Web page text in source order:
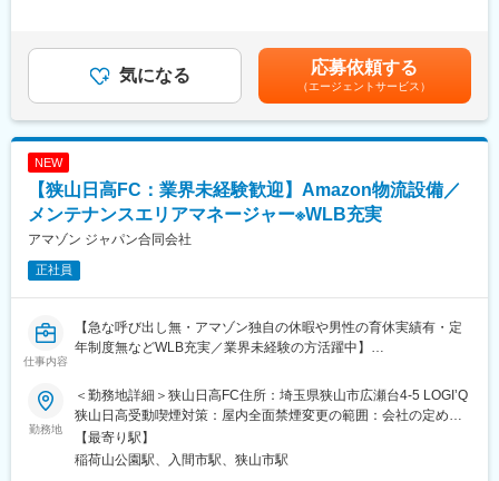
残業月20時間程度／土日祝休み／年間休日120日以上
変更の範囲：会社の定める業務
めとする、建設業界のあらゆる業務に対応して専用に開発された
パッケージソフトです。
企画・設計から開発・運営まですべて当社の開発チームが行って
非常にアットホームな社風が特徴の為、平均勤続年数も約12年と
長期就業する社員が多いのが特徴です。
（2）女性も活躍しやすい環境
（3）業界トップクラスシェアの安定した基盤
に、建設業様向けソフトを販売しています。計画、入札、収支管
理、書類作成、工程管理などの業務フローを総合的に支援する多
種多様な商品群は、高い評価を得ています。創業以来培ったノウ
ハウを基に、お客様にご満足いただけるサポートサービスなど、
時代の変化やニーズにあわせた改善活動を続けています。
手当■昇給：年1回■賞与：年2回（直近実績計6.3ヶ月／実績や業
績によりプラスα）賃金はあくまでも目安の金額であり、選考を通
じて上下する可能性があります。月給(月額)は固定手当を含めた表
記です。
気になる 応募依頼する
（エージェントサービス）
NEW
【狭山日高FC：業界未経験歓迎】Amazon物流設備／
メンテナンスエリアマネージャー※WLB充実
アマゾン ジャパン合同会社
正社員
仕事内容
【急な呼び出し無・アマゾン独自の休暇や男性の育休実績有・定
年制度無などWLB充実／業界未経験の方活躍中】
■業務概要：
物流設備/施設内の保全・保守とチームのマネジメントをご担当頂
きます。コンベアで商品を運搬し、棚入れ、梱包、仕分けといっ
たあらゆるプロセスを自動化・効率化のために機械によって行っ
ております。
勤務地
＜勤務地詳細＞狭山日高FC住所：埼玉県狭山市広瀬台4-5 LOGI’Q
狭山日高受動喫煙対策：屋内全面禁煙変更の範囲：会社の定める
事業所
【最寄り駅】
稲荷山公園駅、入間市駅、狭山市駅